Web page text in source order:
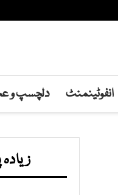
انفوٹینمنٹ دلچسپ و